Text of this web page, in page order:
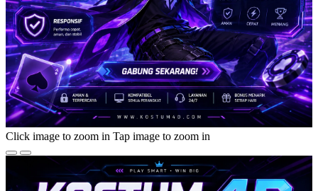
Click image to zoom in Tap image to zoom in